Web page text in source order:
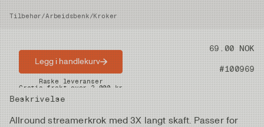
Tilbehør/Arbeidsbenk/Kroker
Pris 69.00 NOK
Artikkelnummer #100969
Beskrivelse
Allround streamerkrok med 3X langt skaft. Passer for
Legg i handlekurv
Raske leveranser
Gratis frakt over 2.000 kr